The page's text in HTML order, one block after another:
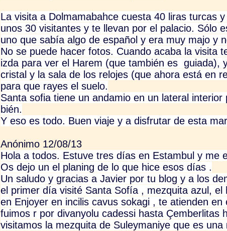
La visita a Dolmamabahce cuesta 40 liras turcas
unos 30 visitantes y te llevan por el palacio. Sólo
uno que sabía algo de español y era muy majo y
No se puede hacer fotos. Cuando acaba la visita
izda para ver el Harem (que también es guiada),
cristal y la sala de los relojes (que ahora está en
para que rayes el suelo.
Santa sofia tiene un andamio en un lateral
bién.
Y eso es todo. Buen viaje y a disfrutar de esta
Anónimo 12/08/13
Hola a todos. Estuve tres días en Estambul y me
Os dejo un el planing de lo que hice esos días .
Un saludo y gracias a Javier por tu blog y a los
el primer día visité Santa Sofía , mezquita azul,
en Enjoyer en incilis cavus sokagi , te atienden
fuimos r por divanyolu cadessi hasta Çemberlitas
visitamos la mezquita de Suleymaniye que es una